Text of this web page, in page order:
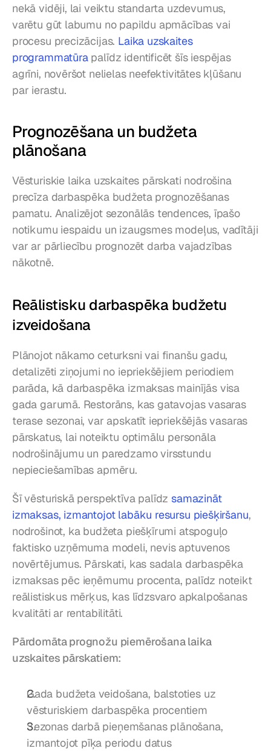
nekā vidēji, lai veiktu standarta uzdevumus,
varētu gūt labumu no papildu apmācības vai
procesu precizācijas. Laika uzskaites
programmatūra palīdz identificēt šīs iespējas
agrīni, novēršot nelielas neefektivitātes kļūšanu
par ierastu.
Prognozēšana un budžeta
plānošana
Vēsturiskie laika uzskaites pārskati nodrošina
precīza darbaspēka budžeta prognozēšanas
pamatu. Analizējot sezonālās tendences, īpašo
notikumu iespaidu un izaugsmes modeļus, vadītāji
var ar pārliecību prognozēt darba vajadzības
nākotnē.
Reālistisku darbaspēka budžetu
izveidošana
Plānojot nākamo ceturksni vai finanšu gadu,
detalizēti ziņojumi no iepriekšējiem periodiem
parāda, kā darbaspēka izmaksas mainījās visa
gada garumā. Restorāns, kas gatavojas vasaras
terase sezonai, var apskatīt iepriekšējās vasaras
pārskatus, lai noteiktu optimālu personāla
nodrošinājumu un paredzamo virsstundu
nepieciešamības apmēru.
Šī vēsturiskā perspektīva palīdz samazināt
izmaksas, izmantojot labāku resursu piešķiršanu,
nodrošinot, ka budžeta piešķīrumi atspoguļo
faktisko uzņēmuma modeli, nevis aptuvenos
novērtējumus. Pārskati, kas sadala darbaspēka
izmaksas pēc ieņēmumu procenta, palīdz noteikt
reālistiskus mērķus, kas līdzsvaro apkalpošanas
kvalitāti ar rentabilitāti.
Pārdomāta prognožu piemērošana laika
uzskaites pārskatiem:
Gada budžeta veidošana, balstoties uz
vēsturiskiem darbaspēka procentiem
Sezonas darbā pieņemšanas plānošana,
izmantojot pīķa periodu datus